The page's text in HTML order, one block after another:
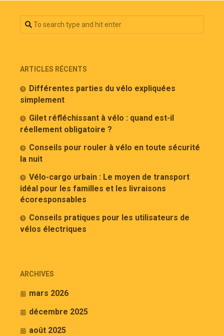
ARTICLES RÉCENTS
Différentes parties du vélo expliquées
simplement
Gilet réfléchissant à vélo : quand est-il
réellement obligatoire ?
Conseils pour rouler à vélo en toute sécurité
la nuit
Vélo-cargo urbain : Le moyen de transport
idéal pour les familles et les livraisons
écoresponsables
Conseils pratiques pour les utilisateurs de
vélos électriques
ARCHIVES
mars 2026
décembre 2025
août 2025